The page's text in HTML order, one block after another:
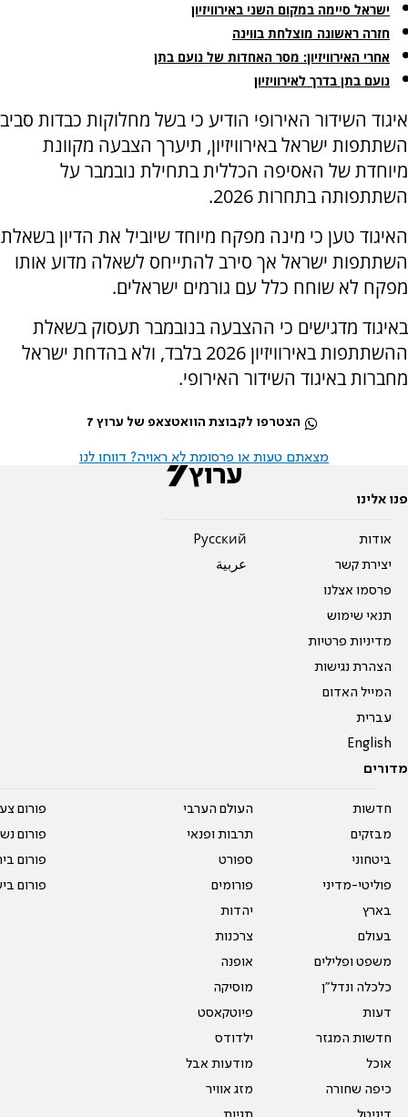
ישראל סיימה במקום השני באירוויזיון
חזרה ראשונה מוצלחת בווינה
אחרי האירוויזיון: מסר האחדות של נועם בתן
נועם בתן בדרך לאירוויזיון
איגוד השידור האירופי הודיע כי בשל מחלוקות כבדות סביב
השתתפות ישראל באירוויזיון, תיערך הצבעה מקוונת
מיוחדת של האסיפה הכללית בתחילת נובמבר על
השתתפותה בתחרות 2026.
האיגוד טען כי מינה מפקח מיוחד שיוביל את הדיון בשאלת
השתתפות ישראל אך סירב להתייחס לשאלה מדוע אותו
מפקח לא שוחח כלל עם גורמים ישראלים.
באיגוד מדגישים כי ההצבעה בנובמבר תעסוק בשאלת
ההשתתפות באירוויזיון 2026 בלבד, ולא בהדחת ישראל
מחברות באיגוד השידור האירופי.
הצטרפו לקבוצת הוואטצאפ של ערוץ 7
מצאתם טעות או פרסומת לא ראויה? דווחו לנו
פנו אלינו
אודות
יצירת קשר
פרסמו אצלנו
תנאי שימוש
מדיניות פרטיות
הצהרת נגישות
המייל האדום
עברית
English
Pусский
عربية
מדורים
חדשות
מבזקים
ביטחוני
פוליטי-מדיני
בארץ
בעולם
משפט ופלילים
כלכלה ונדל"ן
דעות
חדשות המגזר
אוכל
כיפה שחורה
העולם הערבי
תרבות ופנאי
ספורט
פורומים
יהדות
צרכנות
אופנה
מוסיקה
פיוטקאסט
ילדודס
מודעות אבל
מזג אוויר
פורום
פורום
פורום
פורום